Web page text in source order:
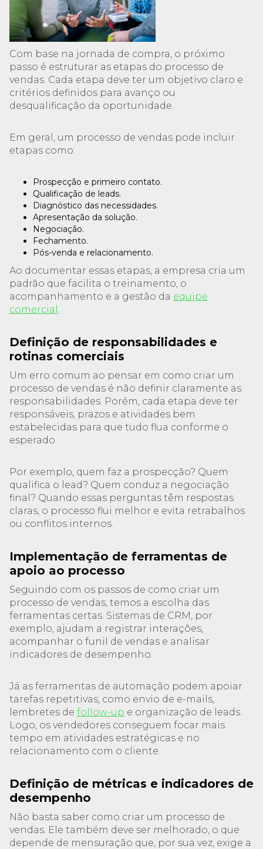
Com base na jornada de compra, o próximo
passo é estruturar as etapas do processo de
vendas. Cada etapa deve ter um objetivo claro e
critérios definidos para avanço ou
desqualificação da oportunidade.
Em geral, um processo de vendas pode incluir
etapas como:
Prospecção e primeiro contato.
Qualificação de leads.
Diagnóstico das necessidades.
Apresentação da solução.
Negociação.
Fechamento.
Pós-venda e relacionamento.
Ao documentar essas etapas, a empresa cria um
padrão que facilita o treinamento, o
acompanhamento e a gestão da equipe
comercial .
Definição de responsabilidades e
rotinas comerciais
Um erro comum ao pensar em como criar um
processo de vendas é não definir claramente as
responsabilidades. Porém, cada etapa deve ter
responsáveis, prazos e atividades bem
estabelecidas para que tudo flua conforme o
esperado.
Por exemplo, quem faz a prospecção? Quem
qualifica o lead? Quem conduz a negociação
final? Quando essas perguntas têm respostas
claras, o processo flui melhor e evita retrabalhos
ou conflitos internos.
Implementação de ferramentas de
apoio ao processo
Seguindo com os passos de como criar um
processo de vendas, temos a escolha das
ferramentas certas. Sistemas de CRM, por
exemplo, ajudam a registrar interações,
acompanhar o funil de vendas e analisar
indicadores de desempenho.
Já as ferramentas de automação podem apoiar
tarefas repetitivas, como envio de e-mails,
lembretes de follow-up e organização de leads.
Logo, os vendedores conseguem focar mais
tempo em atividades estratégicas e no
relacionamento com o cliente.
Definição de métricas e indicadores de
desempenho
Não basta saber como criar um processo de
vendas. Ele também deve ser melhorado, o que
depende de mensuração que, por sua vez, exige a